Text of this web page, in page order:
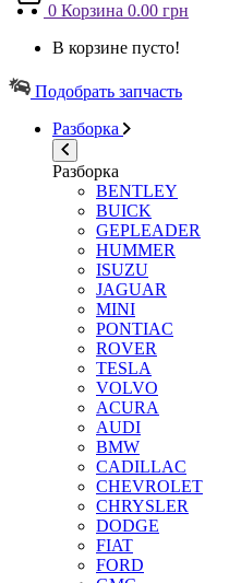
0 Корзина 0.00 грн
В корзине пусто!
Подобрать запчасть
Разборка
Разборка
BENTLEY
BUICK
GEPLEADER
HUMMER
ISUZU
JAGUAR
MINI
PONTIAC
ROVER
TESLA
VOLVO
ACURA
AUDI
BMW
CADILLAC
CHEVROLET
CHRYSLER
DODGE
FIAT
FORD